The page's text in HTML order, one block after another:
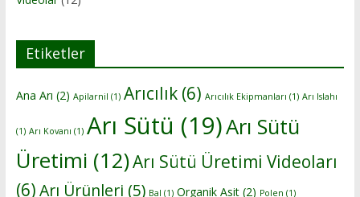
Etiketler
Ana Arı (2) Apilarnil (1) Arıcılık(6) Arıcılık Ekipmanları (1) Arı Islahı
(1) Arı Kovanı (1) Arı Sütü (19)Arı Sütü
Üretimi (12)Arı Sütü Üretimi Videoları
(6)Arı Ürünleri (5) Bal (1) Organik Asit(2) Polen (1)